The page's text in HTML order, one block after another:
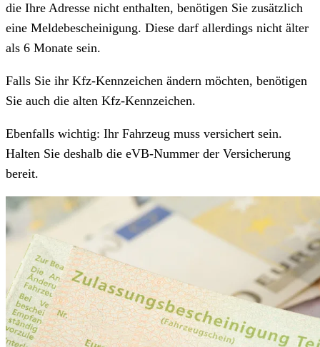
die Ihre Adresse nicht enthalten, benötigen Sie zusätzlich
eine Meldebescheinigung. Diese darf allerdings nicht älter
als 6 Monate sein.
Falls Sie ihr Kfz-Kennzeichen ändern möchten, benötigen
Sie auch die alten Kfz-Kennzeichen.
Ebenfalls wichtig: Ihr Fahrzeug muss versichert sein.
Halten Sie deshalb die eVB-Nummer der Versicherung
bereit.